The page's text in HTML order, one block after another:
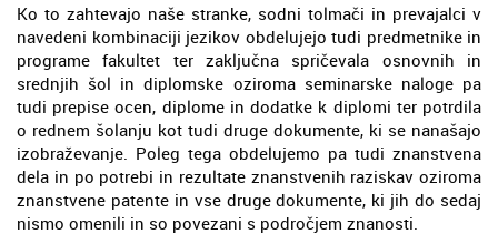
Ko to zahtevajo naše stranke, sodni tolmači in prevajalci v
navedeni kombinaciji jezikov obdelujejo tudi predmetnike in
programe fakultet ter zaključna spričevala osnovnih in
srednjih šol in diplomske oziroma seminarske naloge pa
tudi prepise ocen, diplome in dodatke k diplomi ter potrdila
o rednem šolanju kot tudi druge dokumente, ki se nanašajo
izobraževanje. Poleg tega obdelujemo pa tudi znanstvena
dela in po potrebi in rezultate znanstvenih raziskav oziroma
znanstvene patente in vse druge dokumente, ki jih do sedaj
nismo omenili in so povezani s področjem znanosti.